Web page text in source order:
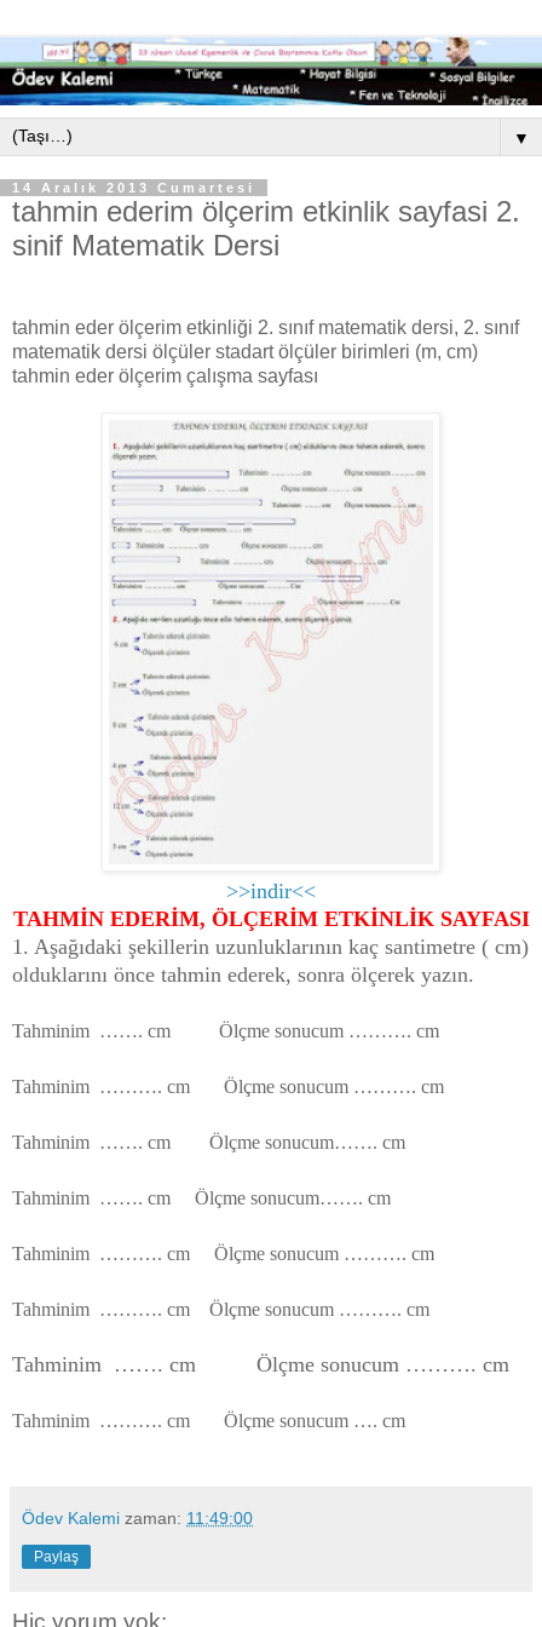
▼
14 Aralık 2013 Cumartesi
tahmin ederim ölçerim etkinlik sayfasi 2.
sinif Matematik Dersi
tahmin eder ölçerim etkinliği 2. sınıf matematik dersi, 2. sınıf
matematik dersi ölçüler stadart ölçüler birimleri (m, cm)
tahmin eder ölçerim çalışma sayfası
>>indir<<
TAHMİN EDERİM, ÖLÇERİM ETKİNLİK SAYFASI
1. Aşağıdaki şekillerin uzunluklarının kaç santimetre ( cm)
olduklarını önce tahmin ederek, sonra ölçerek yazın.
Tahminim ……. cm Ölçme sonucum ………. cm
Tahminim ………. cm Ölçme sonucum ………. cm
Tahminim ……. cm Ölçme sonucum……. cm
Tahminim ……. cm Ölçme sonucum……. cm
Tahminim ………. cm Ölçme sonucum ………. cm
Tahminim ………. cm Ölçme sonucum ………. cm
Tahminim ……. cm Ölçme sonucum ………. cm
Tahminim ………. cm Ölçme sonucum …. cm
Ödev Kalemi zaman: 11:49:00
Paylaş
Hiç yorum yok: